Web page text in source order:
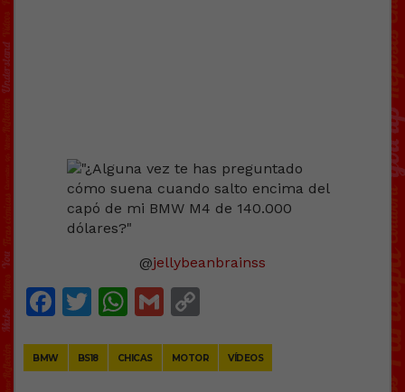
@jellybeanbrainss
Facebook
Twitter
WhatsApp
Gmail
BMW BS18 CHICAS MOTOR VÍDEOS